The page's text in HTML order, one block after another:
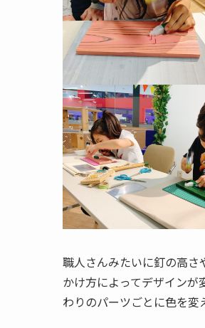
職人さんみたいに釘の高さ
かけ方によってデザイン
わりのパーツごとに色を変